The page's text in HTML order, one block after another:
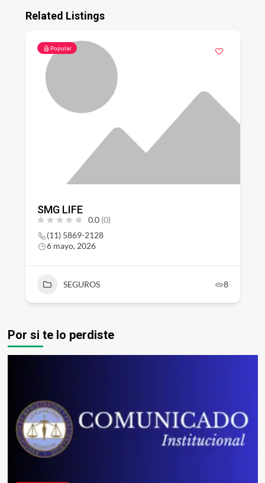
Related Listings
Popular
SMG LIFE
0.0 (0)
(11) 5869-2128
6 mayo, 2026
SEGUROS 8
Por si te lo perdiste